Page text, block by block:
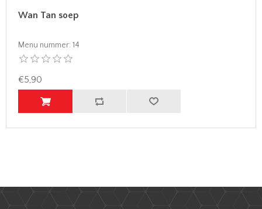
Wan Tan soep
Menu nummer: 14
€5,90